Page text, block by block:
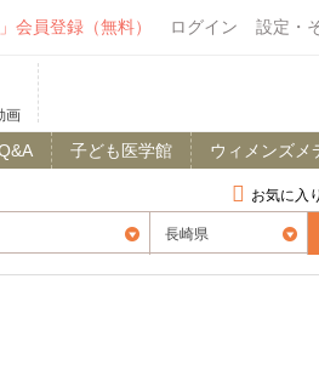
会員登録（無料） ログイン 設定・
画
ウィメンズメ
子ども医学館
お気に入